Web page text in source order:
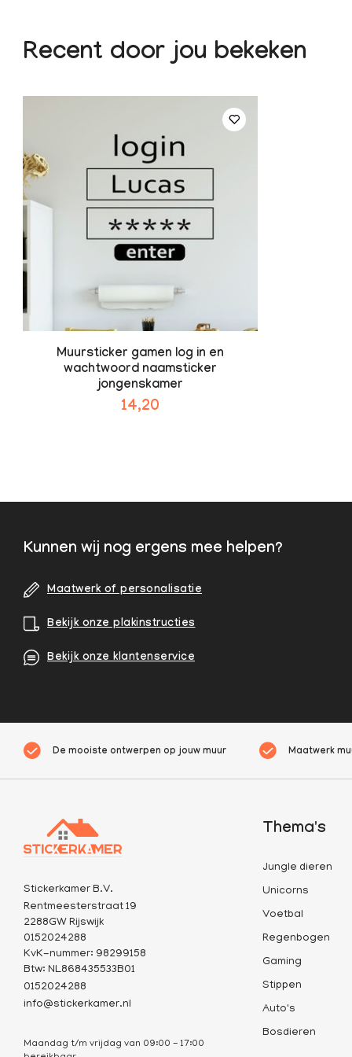
Recent door jou bekeken
Muursticker gamen log in en
wachtwoord naamsticker
jongenskamer
14,20
Kunnen wij nog ergens mee helpen?
Maatwerk of personalisatie
Bekijk onze plakinstructies
Bekijk onze klantenservice
De mooiste ontwerpen op jouw muur Maatwerk
Stickerkamer B.V.
Rentmeesterstraat 19
2288GW Rijswijk
0152024288
KvK-nummer: 98299158
Btw: NL868435533B01
0152024288
info@stickerkamer.nl
Maandag t/m vrijdag van 09:00 - 17:00
Thema's
Jungle dieren
Unicorns
Voetbal
Regenbogen
Gaming
Stippen
Auto's
Bosdieren